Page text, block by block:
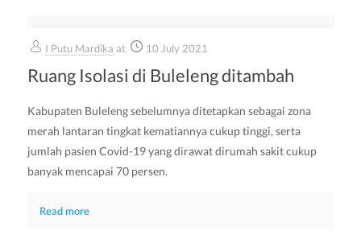
I Putu Mardika at 10 July 2021
Ruang Isolasi di Buleleng ditambah
Kabupaten Buleleng sebelumnya ditetapkan sebagai zona
merah lantaran tingkat kematiannya cukup tinggi, serta
jumlah pasien Covid-19 yang dirawat dirumah sakit cukup
banyak mencapai 70 persen.
Read more